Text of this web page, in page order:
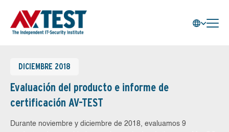
DICIEMBRE 2018
Evaluación del producto e informe de
certificación AV-TEST
Durante noviembre y diciembre de 2018, evaluamos 9